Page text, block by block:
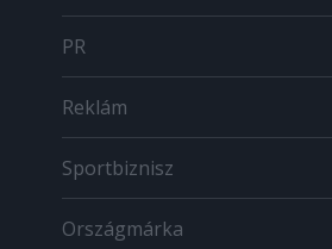
PR
Reklám
Sportbiznisz
Országmárka